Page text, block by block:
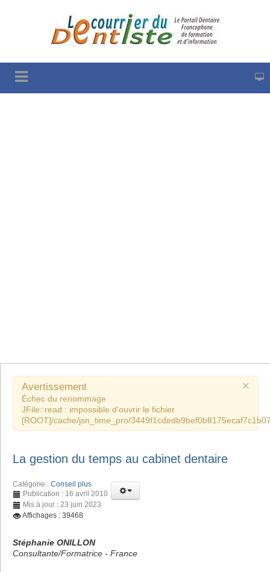
×
Avertissement
Échec du renommage
JFile::read : impossible d'ouvrir le fichier
[ROOT]/cache/jsn_time_pro/
La gestion du temps au cabinet dentaire
Catégorie : Conseil plus
Publication : 16 avril 2010
Mis à jour : 23 juin 2023
Affichages : 39468
Stéphanie ONILLON
Consultante/Formatrice - France